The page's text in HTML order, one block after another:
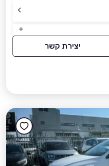
יצירת קשר